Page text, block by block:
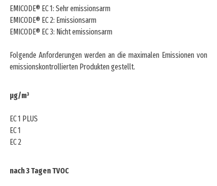
EMICODE® EC 1: Sehr emissionsarm
EMICODE® EC 2: Emissionsarm
EMICODE® EC 3: Nicht emissionsarm
Folgende Anforderungen werden an die maximalen Emissionen von
emissionskontrollierten Produkten gestellt.
µg/m³
EC 1 PLUS
EC 1
EC 2
nach 3 Tagen TVOC